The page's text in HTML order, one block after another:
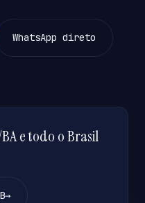
WhatsApp direto
e todo o Brasil
→